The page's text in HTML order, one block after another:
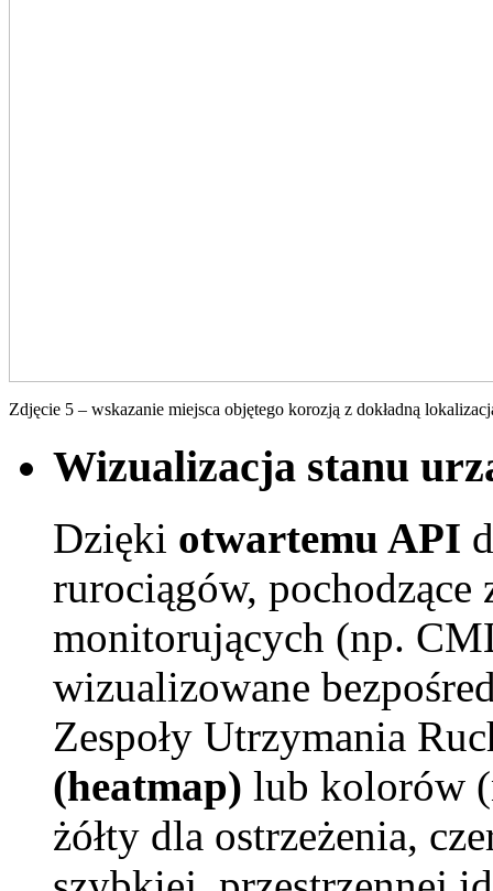
Zdjęcie 5 – wskazanie miejsca objętego korozją z dokładną
Wizualizacja stanu
Dzięki otwartemu API
rurociągów, pochodzące
monitorujących (np.
wizualizowane
Zespoły Utrzymania
(heatmap) lub kolorów
żółty dla ostrzeżenia,